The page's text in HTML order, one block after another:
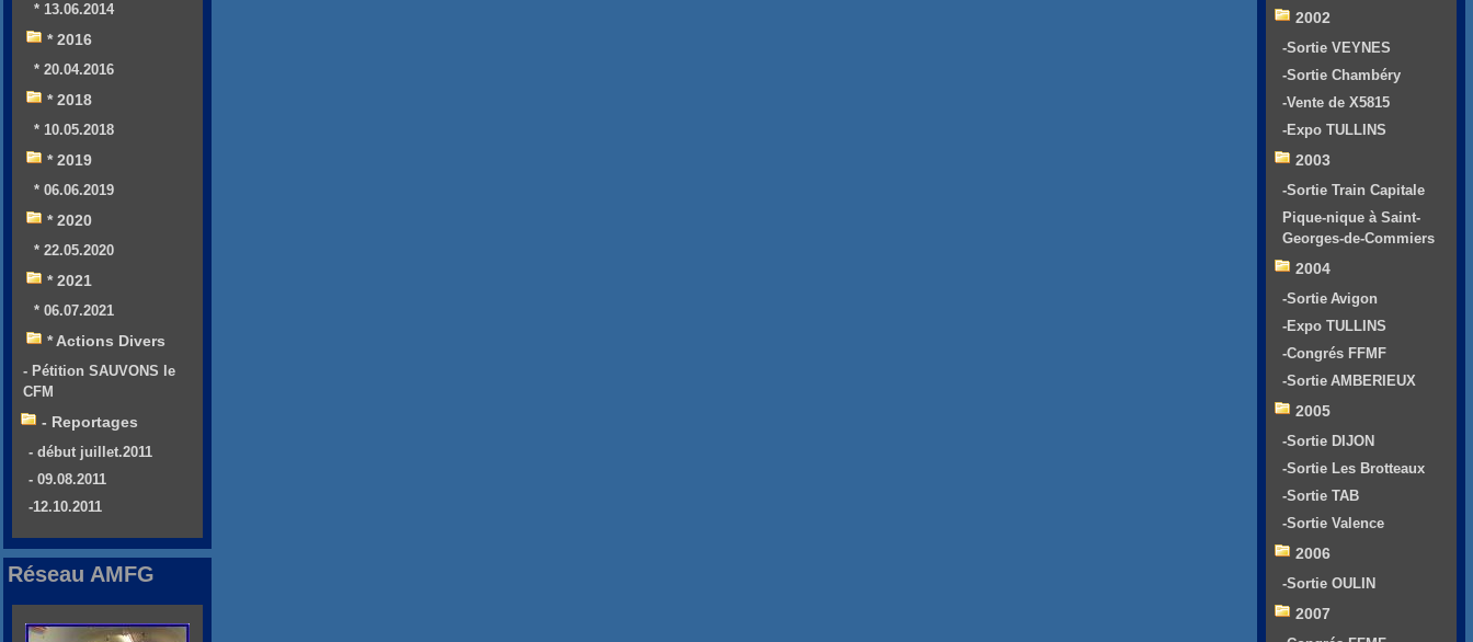
* 13.06.2014
* 2016
* 20.04.2016
* 2018
* 10.05.2018
* 2019
* 06.06.2019
* 2020
* 22.05.2020
* 2021
* 06.07.2021
* Actions Divers
- Pétition SAUVONS le
CFM
- Reportages
- début juillet.2011
- 09.08.2011
-12.10.2011
Réseau AMFG
2002
-Sortie VEYNES
-Sortie Chambéry
-Vente de X5815
-Expo TULLINS
2003
-Sortie Train Capitale
Pique-nique à Saint-
Georges-de-Commiers
2004
-Sortie Avigon
-Expo TULLINS
-Congrés FFMF
-Sortie AMBERIEUX
2005
-Sortie DIJON
-Sortie Les Brotteaux
-Sortie TAB
-Sortie Valence
2006
-Sortie OULIN
2007